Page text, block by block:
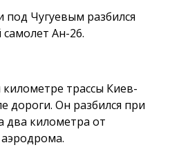
под Чугуевым разбился
Ан-26.
трассы Киев-
дороги. Он разбился при
два километра от